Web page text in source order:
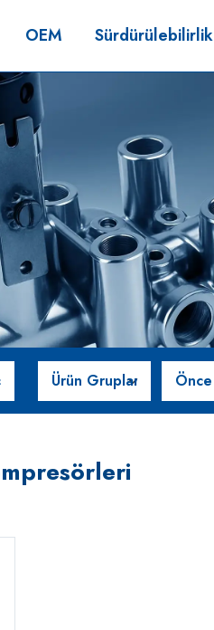
OEM Sürdürülebilirlik